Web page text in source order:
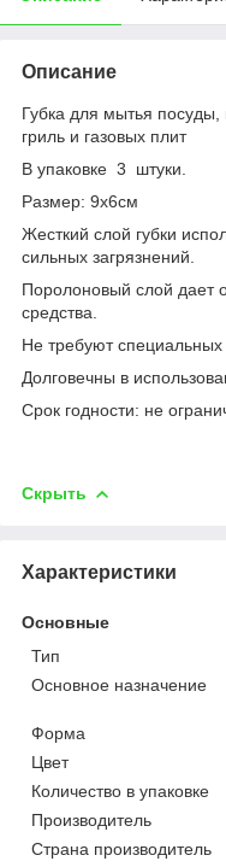
Описание
Губка для мытья посуды,
гриль и газовых плит
В упаковке 3 штуки.
Размер: 9х6см
Жесткий слой губки
сильных загрязнений.
Поролоновый слой дает
средства.
Не требуют специальных
Долговечны в
Срок годности: не
Скрыть
Характеристики
Основные
Тип
Основное назначение
Форма
Цвет
Количество в упаковке
Производитель
Страна производитель